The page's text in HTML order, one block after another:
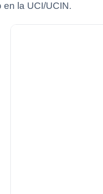
en la UCI/UCIN.